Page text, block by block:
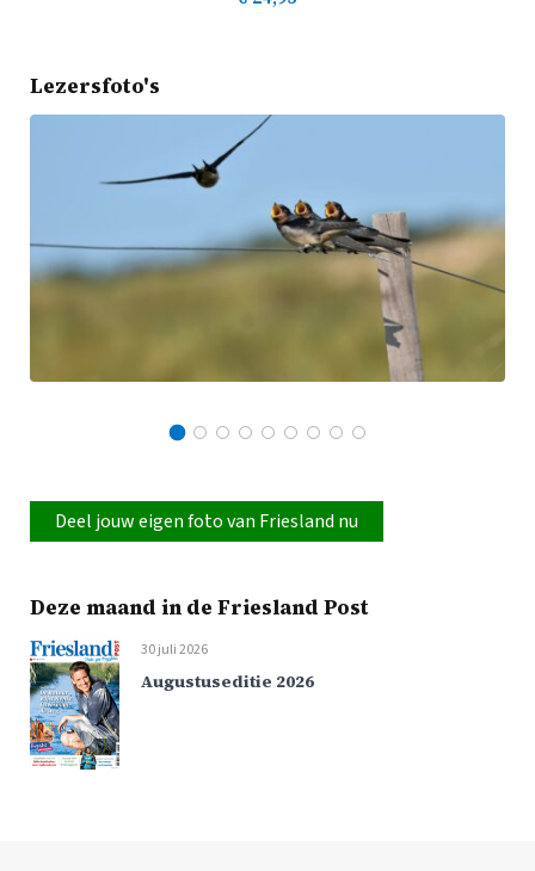
Lezersfoto's
Deel jouw eigen foto van Friesland nu
Deze maand in de Friesland Post
30 juli 2026
Augustuseditie 2026